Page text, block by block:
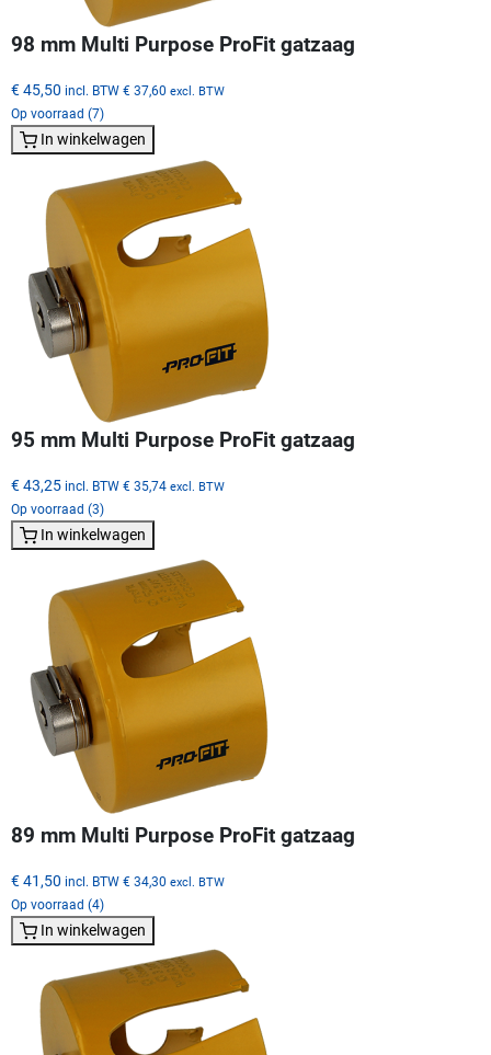
98 mm Multi Purpose ProFit gatzaag
€ 45,50 incl. BTW € 37,60 excl. BTW
Op voorraad (7)
In winkelwagen
95 mm Multi Purpose ProFit gatzaag
€ 43,25 incl. BTW € 35,74 excl. BTW
Op voorraad (3)
In winkelwagen
89 mm Multi Purpose ProFit gatzaag
€ 41,50 incl. BTW € 34,30 excl. BTW
Op voorraad (4)
In winkelwagen